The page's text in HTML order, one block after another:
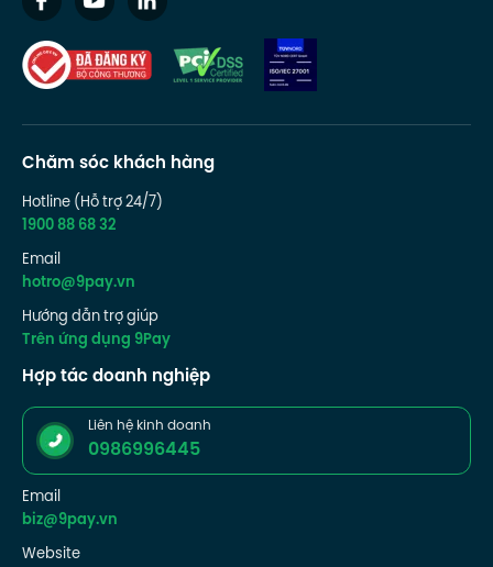
Chăm sóc khách hàng
Hotline (Hỗ trợ 24/7)
1900 88 68 32
Email
hotro@9pay.vn
Hướng dẫn trợ giúp
Trên ứng dụng 9Pay
Hợp tác doanh nghiệp
Liên hệ kinh doanh
0986996445
Email
biz@9pay.vn
Website